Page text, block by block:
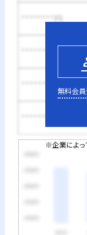
********円
********円
無料会
※企業によっ